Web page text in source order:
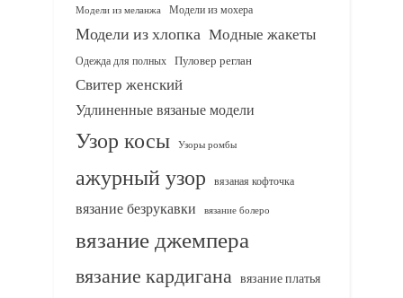
Модели из меланжа Модели из мохера
Модели из хлопка Модные жакеты
Одежда для полных Пуловер реглан
Свитер женский
Удлиненные вязаные модели
Узор косы Узоры ромбы
ажурный узор вязаная кофточка
вязание безрукавки вязание болеро
вязание джемпера
вязание кардигана вязание платья